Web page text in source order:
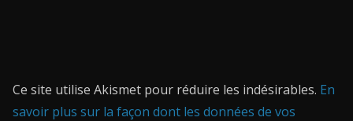
Ce site utilise Akismet pour réduire les indésirables. En
savoir plus sur la façon dont les données de vos